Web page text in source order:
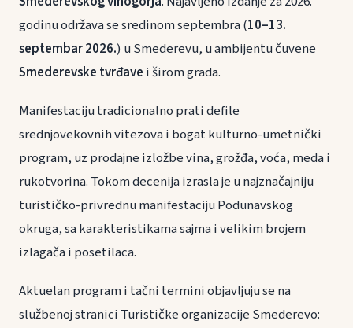
godinu održava se sredinom septembra (10–13.
septembar 2026.) u Smederevu, u ambijentu čuvene
Smederevske tvrđave i širom grada.
Manifestaciju tradicionalno prati defile
srednjovekovnih vitezova i bogat kulturno-umetnički
program, uz prodajne izložbe vina, grožđa, voća, meda i
rukotvorina. Tokom decenija izrasla je u najznačajniju
turističko-privrednu manifestaciju Podunavskog
okruga, sa karakteristikama sajma i velikim brojem
izlagača i posetilaca.
Aktuelan program i tačni termini objavljuju se na
službenoj stranici Turističke organizacije Smederevo: